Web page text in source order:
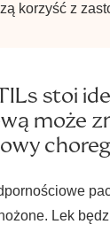
korzyść z
stoi
może
Lek